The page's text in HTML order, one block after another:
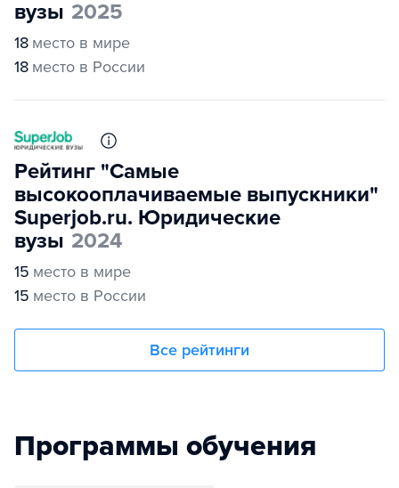
вузы 2025
18 место в мире
18 место в России
Рейтинг "Самые
высокооплачиваемые выпускники"
Superjob.ru. Юридические
вузы 2024
15 место в мире
15 место в России
Все рейтинги
Программы обучения